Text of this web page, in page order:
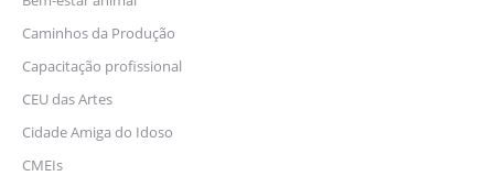
Caminhos da Produção
Capacitação profissional
CEU das Artes
Cidade Amiga do Idoso
CMEIs